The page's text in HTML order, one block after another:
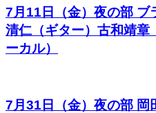
7月11日（金）夜の部 ブ
清仁（ギター）古和靖章
ーカル）
7月31日（金）夜の部 岡